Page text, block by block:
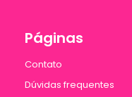
Páginas
Contato
Dúvidas frequentes